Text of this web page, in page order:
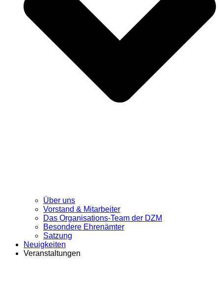
Über uns
Vorstand & Mitarbeiter
Das Organisations-Team der DZM
Besondere Ehrenämter
Satzung
Neuigkeiten
Veranstaltungen